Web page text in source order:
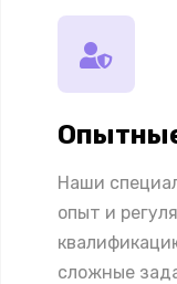
Наши
опыт и
сложные